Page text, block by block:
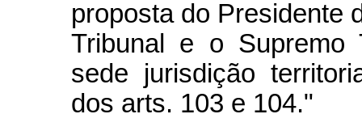
proposta do Presidente
Tribunal e o Supremo
sede jurisdição
dos arts. 103 e 104."